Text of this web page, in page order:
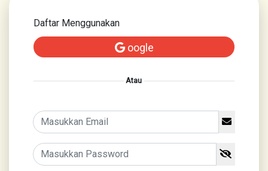
Daftar Menggunakan
oogle
Atau